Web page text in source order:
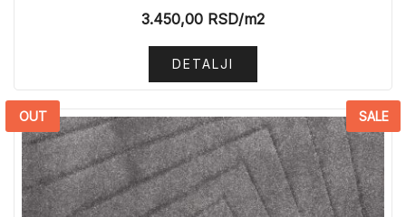
3.450,00 RSD/m2
DETALJI
OUT SALE